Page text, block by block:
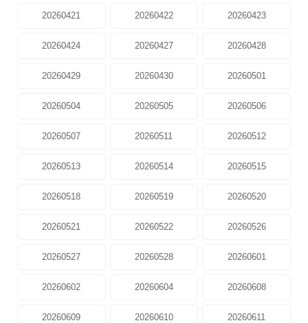
20260421 20260422 20260423
20260424 20260427 20260428
20260429 20260430 20260501
20260504 20260505 20260506
20260507 20260511 20260512
20260513 20260514 20260515
20260518 20260519 20260520
20260521 20260522 20260526
20260527 20260528 20260601
20260602 20260604 20260608
20260609 20260610 20260611